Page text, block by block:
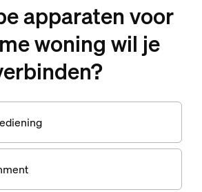
apparaten voor
woning wil je